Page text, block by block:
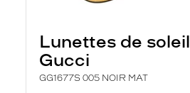
Lunettes de soleil
Gucci
GG1677S 005 NOIR MAT